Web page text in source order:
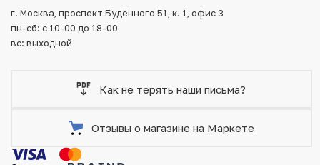
г. Москва, проспект Будённого 51, к. 1, офис 3
пн-сб: с 10-00 до 18-00
вс: выходной
Как не терять наши письма?
Отзывы о магазине на Маркете